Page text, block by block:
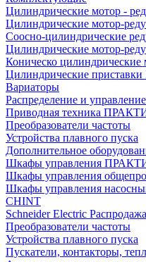
Цилиндрические мотор -
Цилиндрические мотор-
Соосно-цилиндрические
Цилиндрические мотор-
Коническо цилиндрические
Цилиндрические приставки
Вариаторы
Распределение и
Приводная техника
Преобразователи частоты
Устройства плавного пуска
Дополнительное
Шкафы управления
Шкафы управления
Шкафы управления
CHINT
Schneider Electric Распродажа
Преобразователи частоты
Устройства плавного пуска
Пускатели, контакторы,